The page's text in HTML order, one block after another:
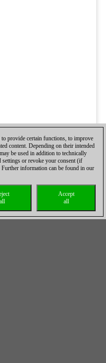
to provide certain functions, to improve
content. Depending on their intended
be used in addition to technically
settings or revoke your consent (if
information can be found in our
Accept
all
all